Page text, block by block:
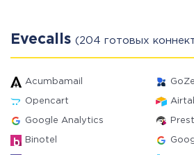
Evecalls (204 готовых
Acumbamail
Opencart
Google Analytics
Binotel